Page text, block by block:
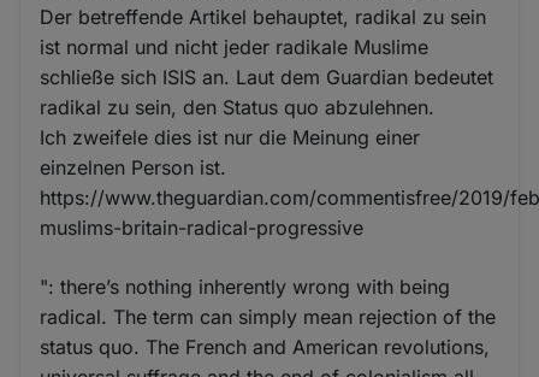
Der betreffende Artikel behauptet, radikal zu sein
ist normal und nicht jeder radikale Muslime
schließe sich ISIS an. Laut dem Guardian bedeutet
radikal zu sein, den Status quo abzulehnen.
Ich zweifele dies ist nur die Meinung einer
einzelnen Person ist.
https://www.theguardian.com/commentisfree/2019/
muslims-britain-radical-progressive
": there’s nothing inherently wrong with being
radical. The term can simply mean rejection of the
status quo. The French and American revolutions,